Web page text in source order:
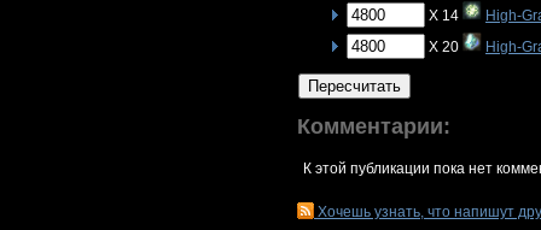
X 14
High-
X 20
High-
Пересчитать
Комментарии:
К этой публикации пока нет
Хочешь узнать, что напишут